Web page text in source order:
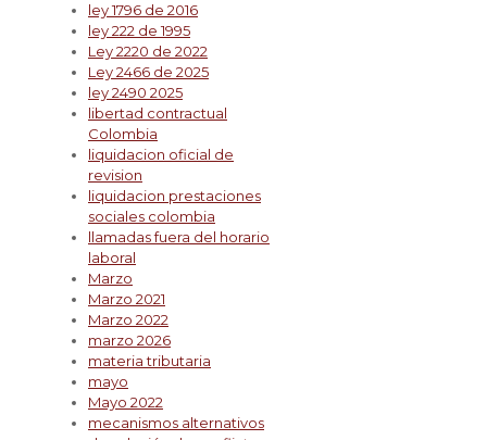
ley 1796 de 2016
ley 222 de 1995
Ley 2220 de 2022
Ley 2466 de 2025
ley 2490 2025
libertad contractual
Colombia
liquidacion oficial de
revision
liquidacion prestaciones
sociales colombia
llamadas fuera del horario
laboral
Marzo
Marzo 2021
Marzo 2022
marzo 2026
materia tributaria
mayo
Mayo 2022
mecanismos alternativos